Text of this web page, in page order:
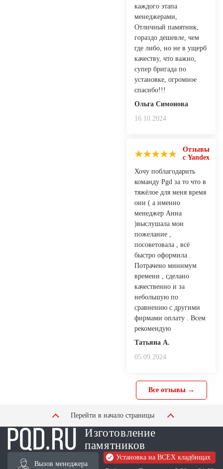
каждого этапа
менеджерами,
Отличный памятник,
гораздо дешевле, чем
где либо, но не в ущерб
качеству, что важно,
супер бригада по
установке, огромное
спасибо!!!
Ольга Симонова
16.10.2024
Отзывы
с Yandex
Хочу поблагодарить
команду Pgd за то что в
тяжёлое для меня время
они ( а именно
менеджер Анна
)выслушала мои
пожелание ,
посоветовала , всё
быстро оформила .
Потрачено минимум
времени , сделано
качественно и за
небольшую по
сравнению с другими
фирмами оплату . Всем
рекомендую
Татьяна А.
05.09.2024
Все отзывы →
Перейти в начало страницы
Изготовление
памятников
Вызов менеджера
Установка на ВСЕХ кладбищах